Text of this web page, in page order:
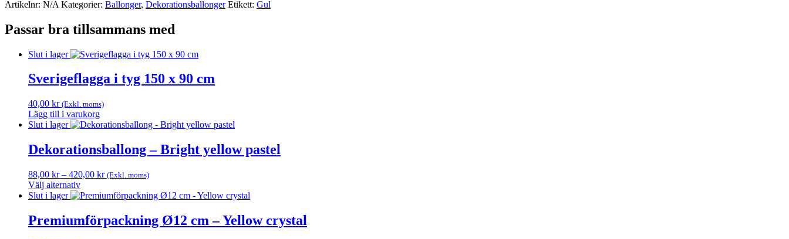
Artikelnr: N/A Kategorier: Ballonger, Dekorations­ballonger Etikett: Gul
Passar bra tillsammans med
Slut i lager
Sverigeflagga i tyg 150 x 90 cm
40,00 kr (Exkl. moms)
Lägg till i varukorg
Slut i lager
Dekorationsballong – Bright yellow pastel
88,00 kr – 420,00 krPrisintervall:
till
(Exkl. moms)
Välj alternativ
Den
produkten
har
Slut i lager
Premiumförpackning Ø12 cm – Yellow crystal